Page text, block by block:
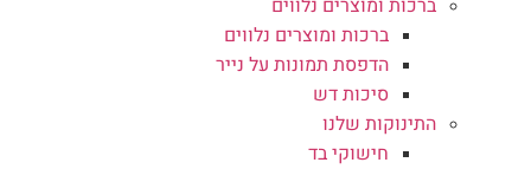
ברכות ומוצרים נלווים
הדפסת תמונות על נייר
סיכות דש
התינוקות שלנו
חישוקי בד